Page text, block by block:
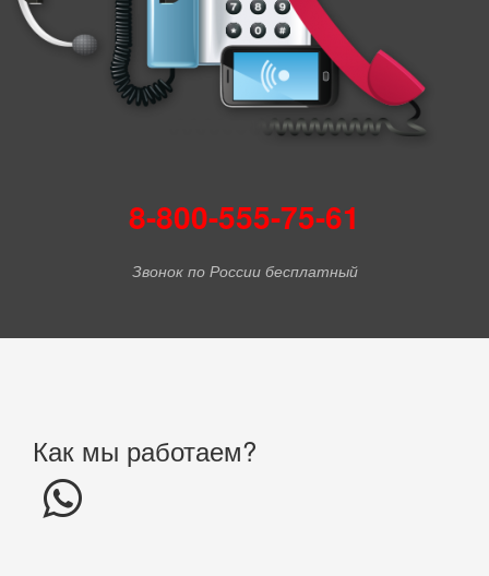
8-800-555-75-61
Звонок по России бесплатный
Как мы работаем?